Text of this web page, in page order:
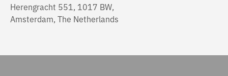
Herengracht 551, 1017 BW,
Amsterdam, The Netherlands